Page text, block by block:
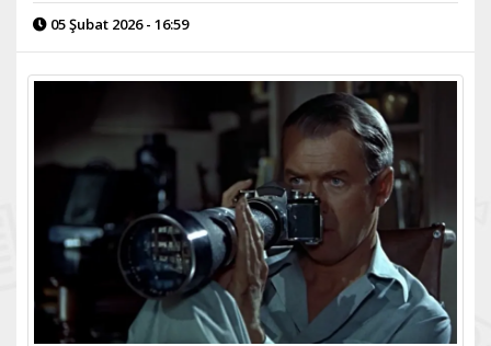
05 Şubat 2026 - 16:59